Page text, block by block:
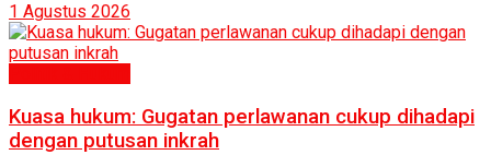
1 Agustus 2026
Kuasa hukum: Gugatan perlawanan cukup dihadapi
dengan putusan inkrah